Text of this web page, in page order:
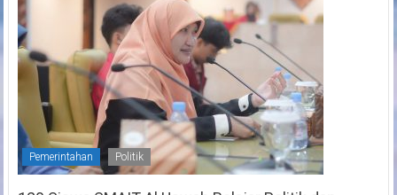
Pemerintahan Politik